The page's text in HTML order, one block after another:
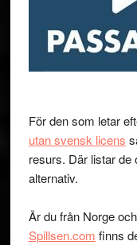
För den som letar
utan svensk licens
resurs. Där listar de
alternativ.
Är du från Norge
Spillsen.com finns